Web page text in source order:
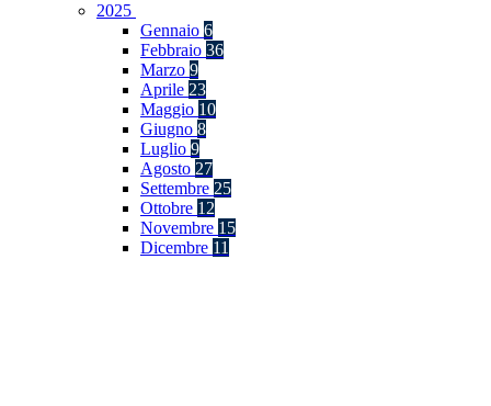
2025
Gennaio 6
Febbraio 36
Marzo 9
Aprile 23
Maggio 10
Giugno 8
Luglio 9
Agosto 27
Settembre 25
Ottobre 12
Novembre 15
Dicembre 11